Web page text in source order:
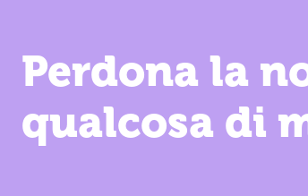
Perdona la
qualcosa di